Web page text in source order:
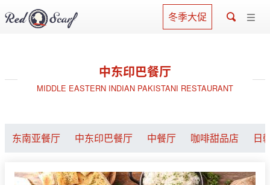
冬季大促
中东印巴餐厅
MIDDLE EASTERN INDIAN PAKISTANI RESTAURANT
东南亚餐厅 中东印巴餐厅 中餐厅 咖啡甜品店 日